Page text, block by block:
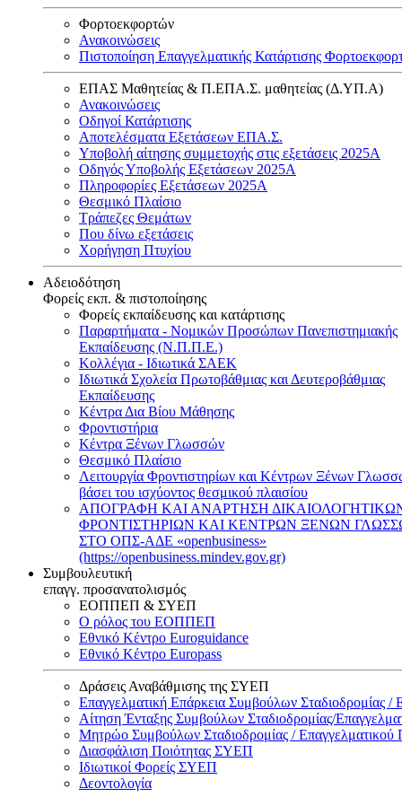
Φορτοεκφορτών
Ανακοινώσεις
Πιστοποίηση Επαγγελματικής Κατάρτισης
ΕΠΑΣ Μαθητείας & Π.ΕΠΑ.Σ. μαθητείας (Δ.ΥΠ.Α)
Ανακοινώσεις
Oδηγοί Κατάρτισης
Αποτελέσματα Εξετάσεων ΕΠΑ.Σ.
Υποβολή αίτησης συμμετοχής στις εξετάσεις 2025Α
Οδηγός Υποβολής Εξετάσεων 2025A
Πληροφορίες Εξετάσεων 2025Α
Θεσμικό Πλαίσιο
Τράπεζες Θεμάτων
Που δίνω εξετάσεις
Χορήγηση Πτυχίου
Αδειοδότηση
Φορείς εκπ. & πιστοποίησης
Φορείς εκπαίδευσης και κατάρτισης
Παραρτήματα - Νομικών Προσώπων Πανεπιστημιακής
Εκπαίδευσης (Ν.Π.Π.Ε.)
Κολλέγια - Ιδιωτικά ΣΑΕΚ
Ιδιωτικά Σχολεία Πρωτοβάθμιας και Δευτεροβάθμιας
Εκπαίδευσης
Κέντρα Δια Βίου Μάθησης
Φροντιστήρια
Κέντρα Ξένων Γλωσσών
Θεσμικό Πλαίσιο
Λειτουργία Φροντιστηρίων και Κέντρων Ξένων
βάσει του ισχύοντος θεσμικού πλαισίου
ΑΠΟΓΡΑΦΗ ΚΑΙ ΑΝΑΡΤΗΣΗ
ΦΡΟΝΤΙΣΤΗΡΙΩΝ ΚΑΙ ΚΕΝΤΡΩΝ ΞΕΝΩΝ
ΣΤΟ ΟΠΣ-ΑΔΕ «openbusiness»
(https://openbusiness.mindev.gov.gr)
Συμβουλευτική
επαγγ. προσανατολισμός
ΕΟΠΠΕΠ & ΣΥΕΠ
Ο ρόλος του ΕΟΠΠΕΠ
Εθνικό Κέντρο Euroguidance
Εθνικό Κέντρο Europass
Δράσεις Αναβάθμισης της ΣΥΕΠ
Επαγγελματική Επάρκεια Συμβούλων Σταδιοδρομίας /
Αίτηση Ένταξης Συμβούλων Σταδιοδρομίας/
Μητρώο Συμβούλων Σταδιοδρομίας / Επαγγελματικού
Διασφάλιση Ποιότητας ΣΥΕΠ
Ιδιωτικοί Φορείς ΣΥΕΠ
Δεοντολογία